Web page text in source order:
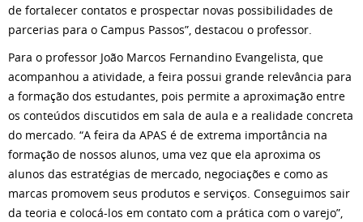
de fortalecer contatos e prospectar novas possibilidades de
parcerias para o Campus Passos”, destacou o professor.
Para o professor João Marcos Fernandino Evangelista, que
acompanhou a atividade, a feira possui grande relevância para
a formação dos estudantes, pois permite a aproximação entre
os conteúdos discutidos em sala de aula e a realidade concreta
do mercado. “A feira da APAS é de extrema importância na
formação de nossos alunos, uma vez que ela aproxima os
alunos das estratégias de mercado, negociações e como as
marcas promovem seus produtos e serviços. Conseguimos sair
da teoria e colocá-los em contato com a prática com o varejo”,